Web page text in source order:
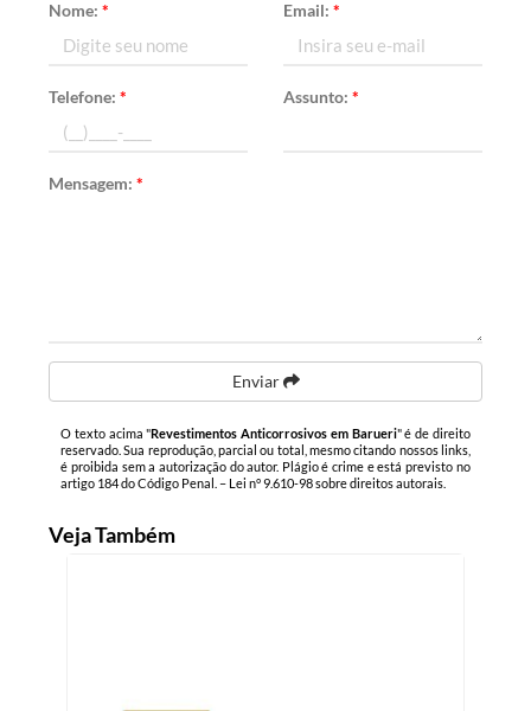
Nome:* Email: *
Telefone:* Assunto: *
Mensagem:*
Enviar
O texto acima "Revestimentos Anticorrosivos em Barueri" é de direito
reservado. Sua reprodução, parcial ou total, mesmo citando nossos links,
é proibida sem a autorização do autor. Plágio é crime e está previsto no
artigo 184 do Código Penal. – Lei n° 9.610-98 sobre direitos autorais
Veja Também